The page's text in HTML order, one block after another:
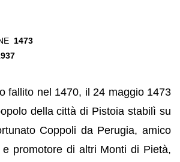
1473
fallito nel 1470, il 24 maggio 1473
della città di Pistoia stabilì su
Coppoli da Perugia, amico
promotore di altri Monti di Pietà,